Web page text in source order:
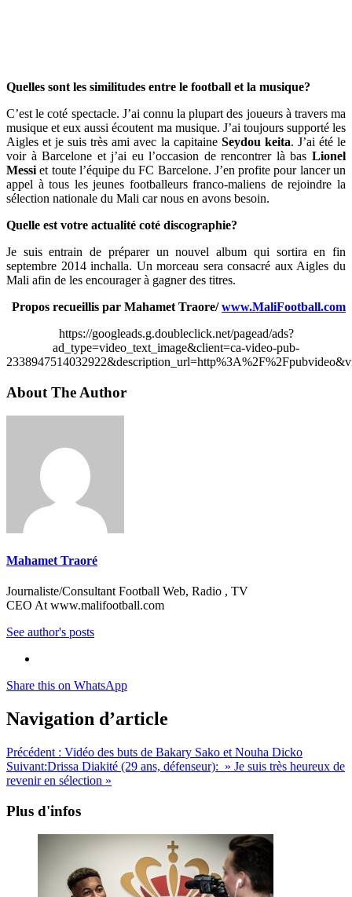
Quelles sont les similitudes entre le football et la musique?
C’est le coté spectacle. J’ai connu la plupart des joueurs à travers ma
musique et eux aussi écoutent ma musique. J’ai toujours supporté les
Aigles et je suis très ami avec la capitaine Seydou keita. J’ai été le
voir à Barcelone et j’ai eu l’occasion de rencontrer là bas Lionel
Messi et toute l’équipe du FC Barcelone. J’en profite pour lancer un
appel à tous les jeunes footballeurs franco-maliens de rejoindre la
sélection nationale du Mali car nous en avons besoin.
Quelle est votre actualité coté discographie?
Je suis entrain de préparer un nouvel album qui sortira en fin
septembre 2014 inchalla. Un morceau sera consacré aux Aigles du
Mali afin de les encourager à gagner des titres.
Propos recueillis par Mahamet Traore/www.MaliFootball.com
https://googleads.g.doubleclick.net/pagead/ads?
ad_type=video_text_image&client=ca-video-pub-
About The Author
Mahamet Traoré
Journaliste/Consultant Football Web, Radio , TV
CEO At www.malifootball.com
See author's posts
Share this on WhatsApp
Navigation d’article
Précédent : Vidéo des buts de Bakary Sako et Nouha Dicko
Suivant:Drissa Diakité (29 ans, défenseur): » Je suis très heureux de
revenir en sélection »
Plus d'infos